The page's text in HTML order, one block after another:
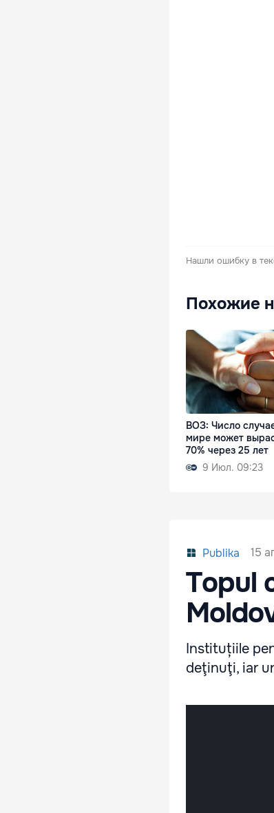
Нашли ошибку в
Похожие
ВОЗ: Число
мире может
70% через 25 лет
9 Июл. 09:23
Publika 15
Topul
Instituțiile
deţinuţi, iar